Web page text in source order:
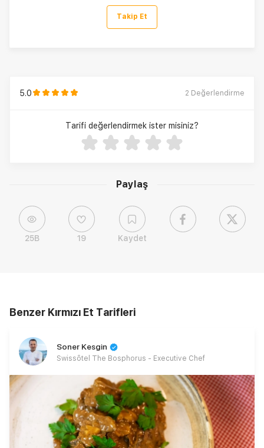
Paylaş
25B 19 Kaydet
Takip Et
5.0 2 Değerlendirme
Tarifi değerlendirmek ister misiniz?
Benzer Kırmızı Et Tarifleri
Soner Kesgin
Swissôtel The Bosphorus - Executive Chef